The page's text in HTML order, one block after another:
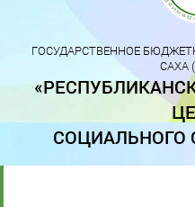
ГОСУДАРСТВЕННОЕ
САХА
СОЦИАЛЬНОГО